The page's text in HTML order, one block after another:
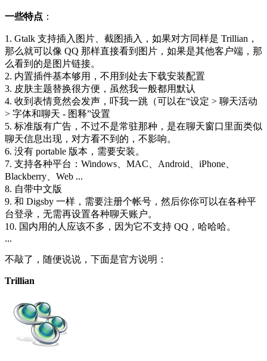
一些特点 ：
1. Gtalk 支持插入图片、截图插入，如果对方同样是 Trillian，
那么就可以像 QQ 那样直接看到图片，如果是其他客户端，那
么看到的是图片链接。
2. 内置插件基本够用，不用到处去下载安装配置
3. 皮肤主题替换很方便，虽然我一般都用默认
4. 收到表情竟然会发声，吓我一跳（可以在“设定 > 聊天活动
> 字体和聊天 - 图释”设置
5. 标准版有广告，不过不是常驻那种，是在聊天窗口里面类似
聊天信息出现，对方看不到的，不影响。
6. 没有 portable 版本，需要安装。
7. 支持各种平台：Windows、MAC、Android、iPhone、
Blackberry、Web ...
8. 自带中文版
9. 和 Digsby 一样，需要注册个帐号，然后你你可以在各种平
台登录，无需再设置各种聊天账户。
10. 国内用的人应该不多，因为它不支持 QQ，哈哈哈。
...
不敲了，随便说说，下面是官方说明：
Trillian